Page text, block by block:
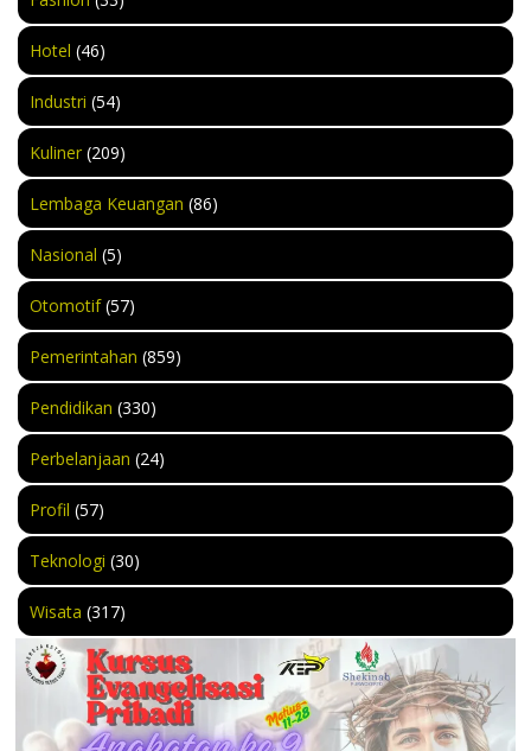
Hotel (46)
Industri (54)
Kuliner (209)
Lembaga Keuangan (86)
Nasional (5)
Otomotif(57)
Pemerintahan (859)
Pendidikan (330)
Perbelanjaan (24)
Profil (57)
Teknologi (30)
Wisata (317)